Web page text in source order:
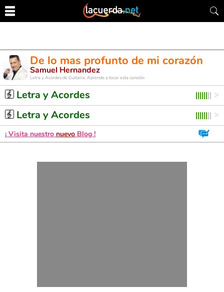
De lo mas profunto de mi corazón
Samuel Hernandez
Letra y Acordes de Guitarra. Aprende a tocar esta canción
Letra y Acordes
Letra y Acordes
¡ Visita nuestro nuevo Blog !